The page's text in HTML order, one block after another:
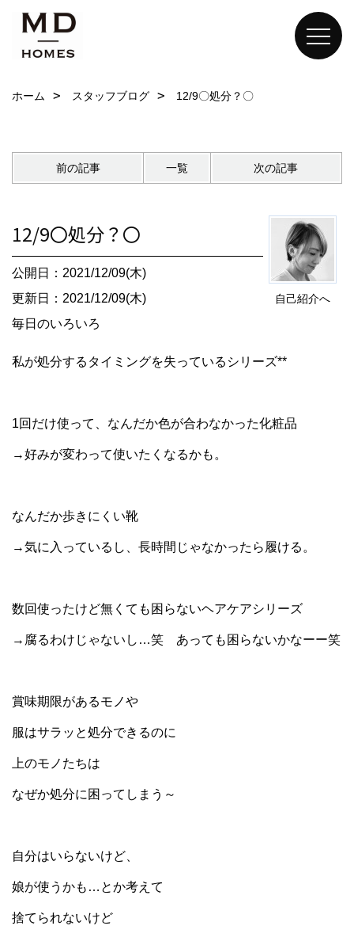
ホーム スタッフブログ 12/9〇処分？〇
前の記事 一覧 次の記事
自己紹介へ
12/9〇処分？〇
公開日：2021/12/09(木)
更新日：2021/12/09(木)
毎日のいろいろ
私が処分するタイミングを失っているシリーズ**
1回だけ使って、なんだか色が合わなかった化粧品
→好みが変わって使いたくなるかも。
なんだか歩きにくい靴
→気に入っているし、長時間じゃなかったら履ける。
数回使ったけど無くても困らないヘアケアシリーズ
→腐るわけじゃないし…笑 あっても困らないかなーー笑
賞味期限があるモノや
服はサラッと処分できるのに
上のモノたちは
なぜか処分に困ってしまう～
自分はいらないけど、
娘が使うかも…とか考えて
捨てられないけど